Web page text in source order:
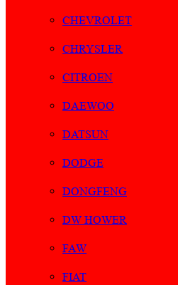
CHEVROLET
CHRYSLER
CITROEN
DAEWOO
DATSUN
DODGE
DONGFENG
DW HOWER
FAW
FIAT